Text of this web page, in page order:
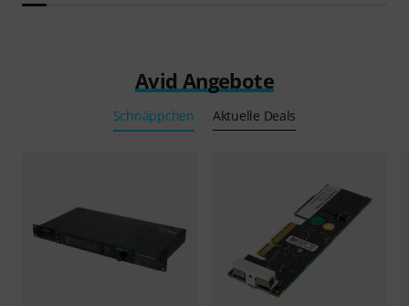
Avid Angebote
Schnäppchen Aktuelle Deals